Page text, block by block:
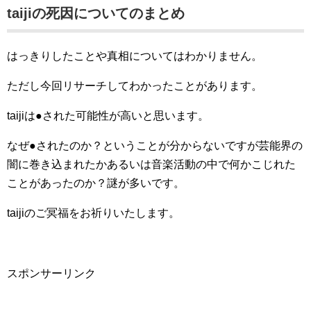
taijiの死因についてのまとめ
はっきりしたことや真相についてはわかりません。
ただし今回リサーチしてわかったことがあります。
taijiは●された可能性が高いと思います。
なぜ●されたのか？ということが分からないですが芸能界の
闇に巻き込まれたかあるいは音楽活動の中で何かこじれた
ことがあったのか？謎が多いです。
taijiのご冥福をお祈りいたします。
スポンサーリンク